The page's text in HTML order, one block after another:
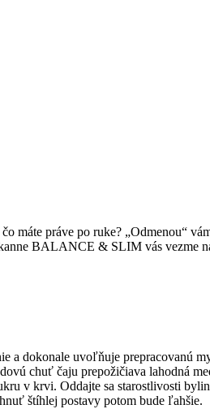
máte práve po ruke? „Odmenou“
BALANCE & SLIM vás vezme
a dokonale uvoľňuje prepracovanú
chuť čaju prepožičiava lahodná
v krvi. Oddajte sa starostlivosti
štíhlej postavy potom bude ľahšie.